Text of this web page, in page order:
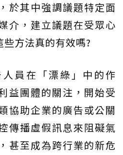
於其中強調議題特定面
介，建立議題在受眾心
方法真的有效嗎?
員在「漂綠」中的作
益團體的關注，開始受
協助企業的廣告或公關
傳播虛假訊息來阻礙氣
甚至成為跨行業的新危